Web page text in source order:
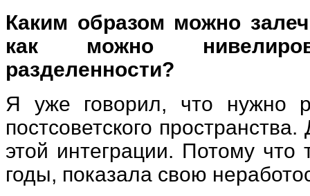
Каким образом можно
как можно
разделенности?
Я уже говорил, что нужно
постсоветского
этой интеграции. Потому
годы, показала свою